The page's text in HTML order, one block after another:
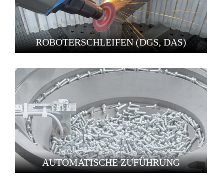
ROBOTERSCHLEIFEN (DGS, DAS)
AUTOMATISCHE ZUFÜHRUNG